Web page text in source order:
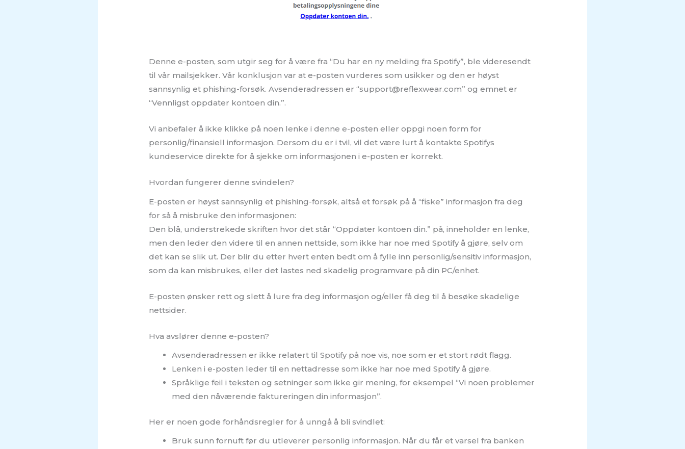
Denne e-posten, som utgir seg for å være fra “Du har en ny melding fra Spotify”, ble videresendt
til vår mailsjekker. Vår konklusjon var at e-posten vurderes som usikker og den er høyst
sannsynlig et phishing-forsøk. Avsenderadressen er “support@reflexwear.com” og emnet er
“Vennligst oppdater kontoen din.”.
Vi anbefaler å ikke klikke på noen lenke i denne e-posten eller oppgi noen form for
personlig/finansiell informasjon. Dersom du er i tvil, vil det være lurt å kontakte Spotifys
kundeservice direkte for å sjekke om informasjonen i e-posten er korrekt.
Hvordan fungerer denne svindelen?
E-posten er høyst sannsynlig et phishing-forsøk, altså et forsøk på å “fiske” informasjon fra deg
for så å misbruke den informasjonen:
Den blå, understrekede skriften hvor det står “Oppdater kontoen din.” på, inneholder en lenke,
men den leder den videre til en annen nettside, som ikke har noe med Spotify å gjøre, selv om
det kan se slik ut. Der blir du etter hvert enten bedt om å fylle inn personlig/sensitiv informasjon,
som da kan misbrukes, eller det lastes ned skadelig programvare på din PC/enhet.
E-posten ønsker rett og slett å lure fra deg informasjon og/eller få deg til å besøke skadelige
nettsider.
Hva avslører denne e-posten?
Avsenderadressen er ikke relatert til Spotify på noe vis, noe som er et stort rødt flagg.
Lenken i e-posten leder til en nettadresse som ikke har noe med Spotify å gjøre.
Språklige feil i teksten og setninger som ikke gir mening, for eksempel “Vi noen problemer
med den nåværende faktureringen din informasjon”.
Her er noen gode forhåndsregler for å unngå å bli svindlet:
Bruk sunn fornuft før du utleverer personlig informasjon. Når du får et varsel fra banken